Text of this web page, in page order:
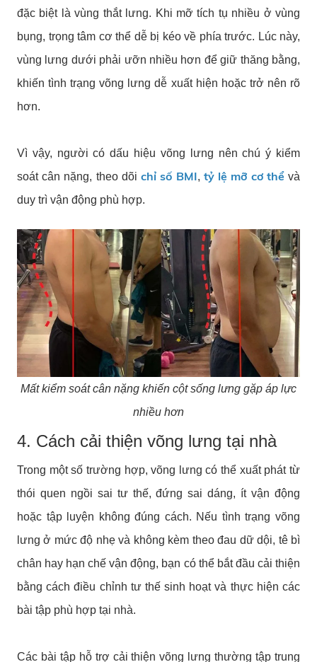
đặc biệt là vùng thắt lưng. Khi mỡ tích tụ nhiều ở vùng
bụng, trọng tâm cơ thể dễ bị kéo về phía trước. Lúc này,
vùng lưng dưới phải ưỡn nhiều hơn để giữ thăng bằng,
khiến tình trạng võng lưng dễ xuất hiện hoặc trở nên rõ
hơn.
Vì vậy, người có dấu hiệu võng lưng nên chú ý kiểm
soát cân nặng, theo dõichỉ số BMI, tỷ lệ mỡ cơ thể và
duy trì vận động phù hợp.
Mất kiểm soát cân nặng khiến cột sống lưng gặp áp lực
nhiều hơn
4. Cách cải thiện võng lưng tại nhà
Trong một số trường hợp, võng lưng có thể xuất phát từ
thói quen ngồi sai tư thế, đứng sai dáng, ít vận động
hoặc tập luyện không đúng cách. Nếu tình trạng võng
lưng ở mức độ nhẹ và không kèm theo đau dữ dội, tê bì
chân hay hạn chế vận động, bạn có thể bắt đầu cải thiện
bằng cách điều chỉnh tư thế sinh hoạt và thực hiện các
bài tập phù hợp tại nhà.
Các bài tập hỗ trợ cải thiện võng lưng thường tập trung